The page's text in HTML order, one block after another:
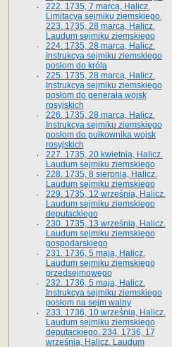
222. 1735, 7 marca, Halicz.
Limitacya sejmiku ziemskiego.
223. 1735, 28 marca, Halicz.
Laudum sejmiku ziemskiego
224. 1735, 28 marca, Halicz.
Instrukcya sejmiku ziemskiego
posłom do króla
225. 1735, 28 marca, Halicz.
Instrukcya sejmiku ziemskiego
posłom do generała wojsk
rosyjskich
226. 1735, 28 marca, Halicz.
Instrukcya sejmiku ziemskiego
posłom do pułkownika wojsk
rosyjskich
227. 1735, 20 kwietnia, Halicz.
Laudum sejmiku ziemskiego
228. 1735, 8 sierpnia, Halicz.
Laudum sejmiku ziemskiego
229. 1735, 12 września, Halicz.
Laudum sejmiku ziemskiego
deputackiego
230. 1735, 13 września, Halicz.
Laudum sejmiku ziemskiego
gospodarskiego
231. 1736, 5 maja, Halicz.
Laudum sejmiku ziemskiego
przedsejmowego
232. 1736, 5 maja, Halicz.
Instrukcya sejmiku ziemskiego
posłom na sejm walny
233. 1736, 10 września, Halicz.
Laudum sejmiku ziemskiego
deputackiego. 234. 1736, 17
września, Halicz. Laudum